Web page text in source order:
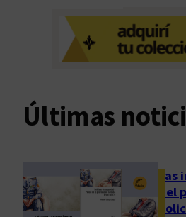
r
a
c
ó
n
Últimas
del